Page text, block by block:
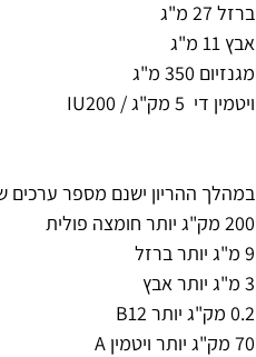
ברזל 27 מ"ג
אבץ 11 מ"ג
מגנזיום 350 מ"ג
ויטמין די  5 מק"ג / IU200
במהלך ההריון ישנם מספר ערכים
200 מק"ג יותר חומצה פולית
9 מ"ג יותר ברזל
3 מ"ג יותר אבץ
0.2 מק"ג יותר B12
70 מק"ג יותר ויטמין A